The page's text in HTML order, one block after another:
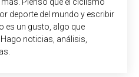
deporte del mundo y escribir
es un gusto, algo que
noticias, análisis,